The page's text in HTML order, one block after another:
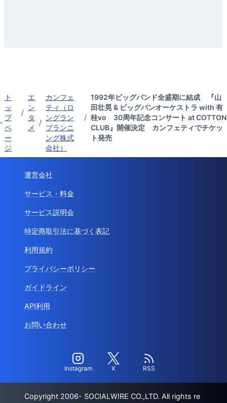
ト
ッ
プ
ペ
ー
ジ
/
エ
ン
タ
メ
/
カンフェ
ティ（ロ
ングラン
プランニ
ング株式
会社）
/
1992年ビッグバンド全盛期に結成 『山
田壮晃 & ビッグバンオーケストラ with 有
桂vo 30周年記念コンサート at COTTON
CLUB』開催決定 カンフェティでチケッ
ト発売
運営会社
サービス・料金
サービス説明会
特定商取引法に基づく表記
利用規約
プライバシーポリシー
ガイドライン
API利用
お問い合わせ
Instagram X RSS
Copyright 2006- SOCIALWIRE CO.,LTD. All rights re